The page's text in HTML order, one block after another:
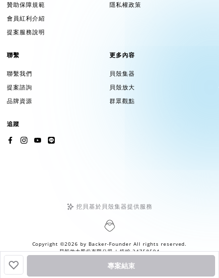
專案結束
贊助保障規範
會員紅利介紹
提案服務說明
隱私權政策
聯繫
聯繫我們
提案諮詢
品牌資源
更多內容
貝殼集器
貝殼放大
群眾觀點
追蹤
挖貝基於貝殼集器提供服務
Copyright ©2026 by Backer-Founder All rights reserved.
貝殼放大股份有限公司| 統編 24758594